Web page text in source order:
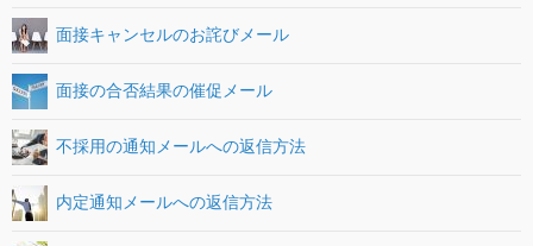
面接キャンセルのお詫びメール
面接の合否結果の催促メール
不採用の通知メールへの返信方法
内定通知メールへの返信方法